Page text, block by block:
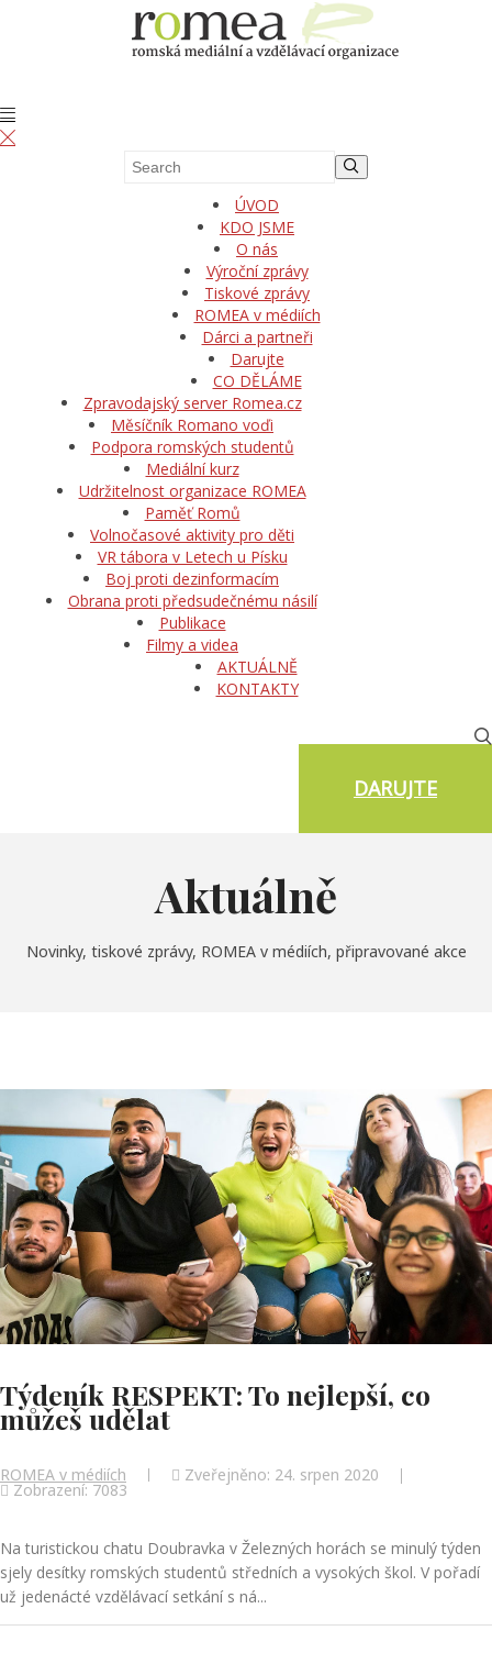
ÚVOD
KDO JSME
O nás
Výroční zprávy
Tiskové zprávy
ROMEA v médiích
Dárci a partneři
Darujte
CO DĚLÁME
Zpravodajský server Romea.cz
Měsíčník Romano voďi
Podpora romských studentů
Mediální kurz
Udržitelnost organizace ROMEA
Paměť Romů
Volnočasové aktivity pro děti
VR tábora v Letech u Písku
Boj proti dezinformacím
Obrana proti předsudečnému násilí
Publikace
Filmy a videa
AKTUÁLNĚ
KONTAKTY
DARUJTE
Aktuálně
Novinky, tiskové zprávy, ROMEA v médiích, připravované akce
Týdeník RESPEKT: To nejlepší, co
můžeš udělat
ROMEA v médiích Zveřejněno: 24. srpen 2020
Zobrazení: 7083
Na turistickou chatu Doubravka v Železných horách se minulý týden
sjely desítky romských studentů středních a vysokých škol. V pořadí
už jedenácté vzdělávací setkání s ná...